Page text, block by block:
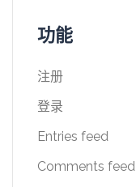
功能
注册
登录
Entries feed
Comments feed